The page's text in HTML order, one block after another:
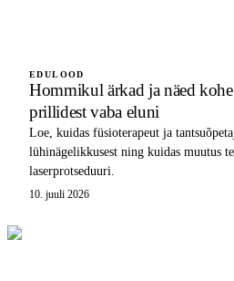
EDULOOD
Hommikul ärkad ja näed
prillidest vaba eluni
Loe, kuidas füsioterapeut ja
lühinägelikkusest ning kuidas muutus
laserprotseduuri.
10. juuli 2026